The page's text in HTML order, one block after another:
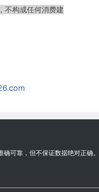
不构成任何消费建
可靠，但不保证数据绝对正确。